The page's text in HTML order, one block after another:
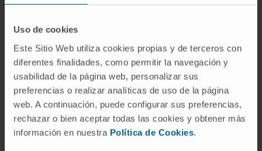
Uso de cookies
Este Sitio Web utiliza cookies propias y de terceros con
diferentes finalidades, como permitir la navegación y
usabilidad de la página web, personalizar sus
preferencias o realizar analíticas de uso de la página
web. A continuación, puede configurar sus preferencias,
rechazar o bien aceptar todas las cookies y obtener más
información en nuestra Política de Cookies.
development of AH. In contrast, epigenetic
studies show that AH livers have profound
chromatin remodeling, affecting HNF4α-
dependent gene expression. We conclude
that targeting TGFβ1 and epigenetic drivers
that modulate HNF4α-dependent gene
expression could be beneficial to improve
hepatocellular function in patients with AH.